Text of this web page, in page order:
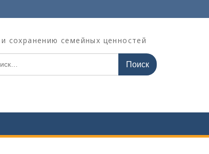
сохранению семейных ценностей